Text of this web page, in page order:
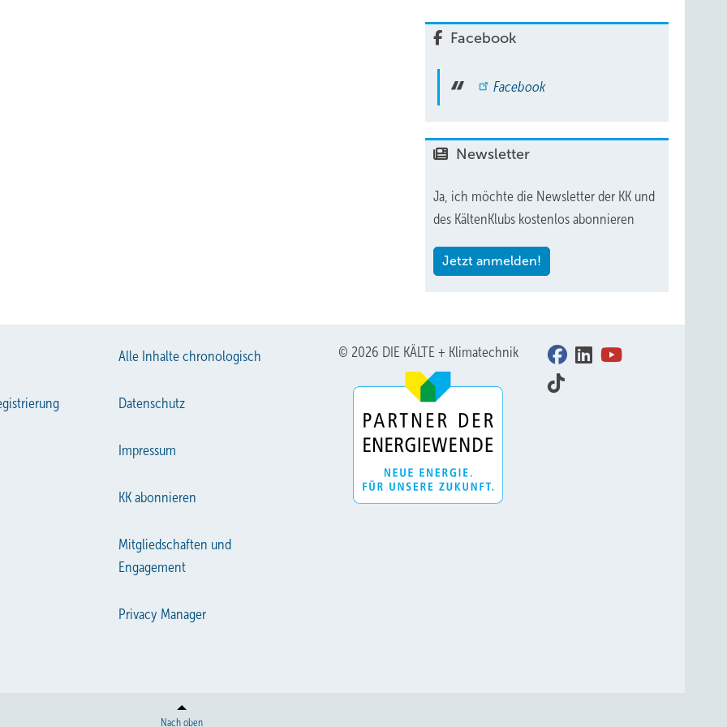
Facebook
Facebook
Newsletter
Ja, ich möchte die Newsletter der KK und
des KältenKlubs kostenlos abonnieren
Jetzt anmelden!
Alle Inhalte chronologisch
Datenschutz
Impressum
KK abonnieren
Mitgliedschaften und
Engagement
Privacy Manager
© 2026 DIE KÄLTE + Klimatechnik
Nach oben